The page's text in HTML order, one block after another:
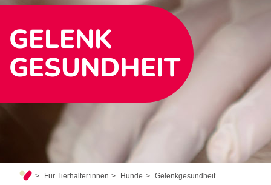
GELENK
GESUNDHEIT
Für Tierhalter:innen Hunde Gelenkgesundheit